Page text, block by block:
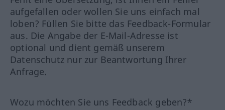
aufgefallen oder wollen Sie uns einfach mal
loben? Füllen Sie bitte das Feedback-Formular
aus. Die Angabe der E-Mail-Adresse ist
optional und dient gemäß unserem
Datenschutz nur zur Beantwortung Ihrer
Anfrage.
Wozu möchten Sie uns Feedback geben?*